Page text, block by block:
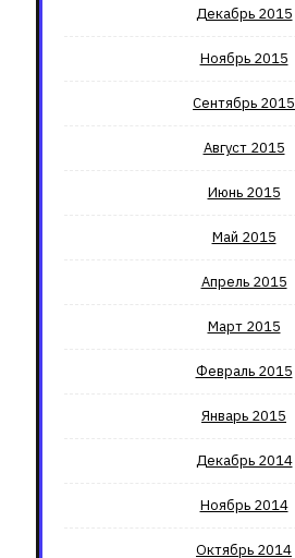
Декабрь 2015
Ноябрь 2015
Сентябрь 2015
Август 2015
Июнь 2015
Май 2015
Апрель 2015
Март 2015
Февраль 2015
Январь 2015
Декабрь 2014
Ноябрь 2014
Октябрь 2014